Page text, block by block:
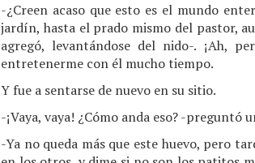
-¿Creen acaso que esto es el mundo
jardín, hasta el prado mismo del pastor,
agregó, levantándose del nido-. ¡Ah,
entretenerme con él mucho tiempo.
Y fue a sentarse de nuevo en su sitio.
-¡Vaya, vaya! ¿Cómo anda eso? -preguntó
-Ya no queda más que este huevo, pero